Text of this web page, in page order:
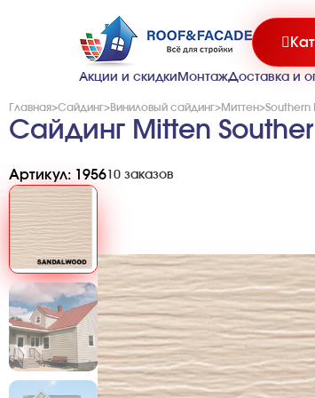
Акции и скидки МонтажДоставка и
Главная>Сайдинг>Виниловый сайдинг>Миттен>Southern
Сайдинг Mitten
Артикул: 1956 10 заказов